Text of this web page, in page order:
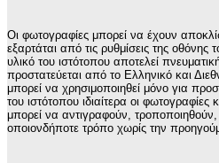
Οι φωτογραφίες μπορεί να έχουν
εξαρτάται από τις ρυθμίσεις της
υλικό του ιστότοπου αποτελεί
προστατεύεται από το Ελληνικό και
μπορεί να χρησιμοποιηθεί μόνο για
του ιστότοπου ιδιαίτερα οι
μπορεί να αντιγραφούν,
οποιονδήποτε τρόπο χωρίς την